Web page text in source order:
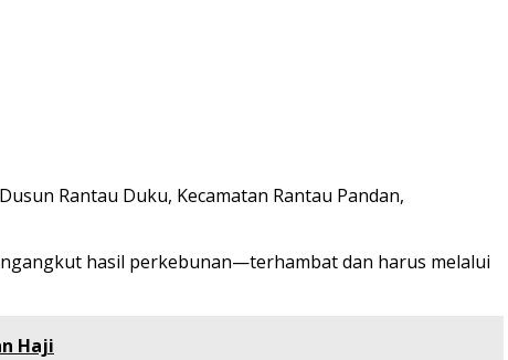
Rantau Duku, Kecamatan Rantau Pandan,
hasil perkebunan—terhambat dan harus melalui
Haji